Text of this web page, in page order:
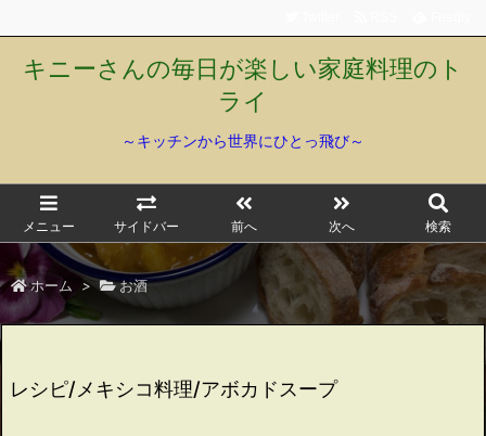
キニーさんの毎日が楽しい家庭料理のト
ライ
～キッチンから世界にひとっ飛び～
メニュー サイドバー 前へ 次へ 検索
ホーム > お酒
レシピ/メキシコ料理/アボカドスープ